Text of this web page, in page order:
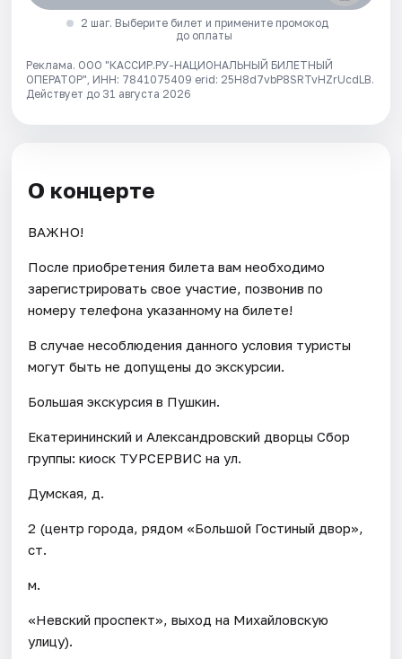
2 шаг. Выберите билет и примените промокод
до оплаты
Реклама. ООО "КАССИР.РУ-НАЦИОНАЛЬНЫЙ БИЛЕТНЫЙ
ОПЕРАТОР", ИНН: 7841075409 erid: 25H8d7vbP8SRTvHZrUcdLB.
Действует до 31 августа 2026
О концерте
ВАЖНО!
После приобретения билета вам необходимо
зарегистрировать свое участие, позвонив по
номеру телефона указанному на билете!
В случае несоблюдения данного условия туристы
могут быть не допущены до экскурсии.
Большая экскурсия в Пушкин.
Екатерининский и Александровский дворцы Сбор
группы: киоск ТУРСЕРВИС на ул.
Думская, д.
2 (центр города, рядом «Большой Гостиный двор»,
ст.
м.
«Невский проспект», выход на Михайловскую
улицу).